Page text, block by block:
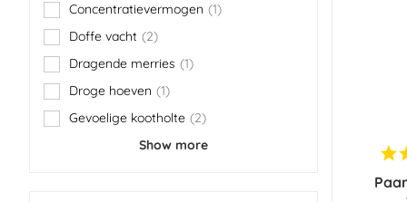
Concentratievermogen 1
item
Doffe vacht
2
items
Dragende merries
1
item
Droge hoeven
1
item
Gevoelige kootholte
2
items
Show more